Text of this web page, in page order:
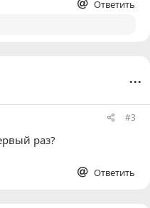
Ответить
...
#3
раз?
Ответить